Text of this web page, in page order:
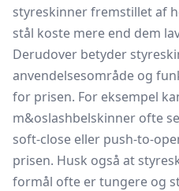
styreskinner fremstillet af
stål koste mere end dem
Derudover betyder
anvendelsesområde og
for prisen. For eksempel
m&oslashbelskinner ofte
soft-close eller push-to-
prisen. Husk også at
formål ofte er tungere og